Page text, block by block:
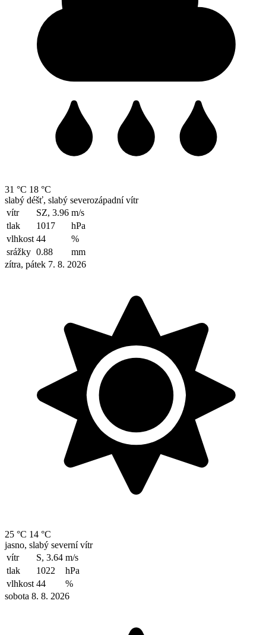
31 °C 18 °C
slabý déšť, slabý severozápadní vítr
vítr
SZ, 3.96 m/s
tlak
1017
hPa
vlhkost 44
%
srážky 0.88
mm
zítra, pátek 7. 8. 2026
25 °C 14 °C
jasno, slabý severní vítr
vítr
S, 3.64 m/s
tlak
1022
hPa
vlhkost 44
%
sobota 8. 8. 2026